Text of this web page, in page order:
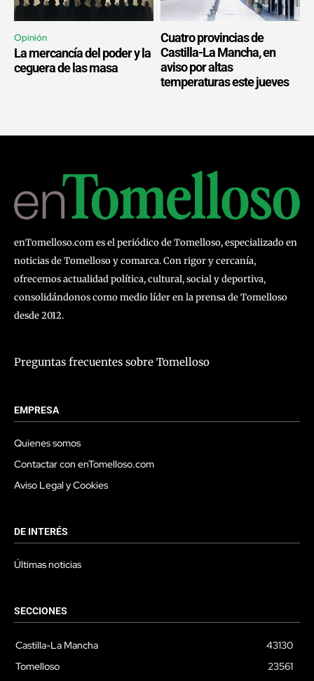
Opinión
La mercancía del poder y la
ceguera de las masa
Cuatro provincias de
Castilla-La Mancha, en
aviso por altas
temperaturas este jueves
enTomelloso.com es el periódico de Tomelloso, especializado en
noticias de Tomelloso y comarca. Con rigor y cercanía,
ofrecemos actualidad política, cultural, social y deportiva,
consolidándonos como medio líder en la prensa de Tomelloso
desde 2012.
Preguntas frecuentes sobre Tomelloso
EMPRESA
Quienes somos
Contactar con enTomelloso.com
Aviso Legal y Cookies
DE INTERÉS
Últimas noticias
SECCIONES
Castilla-La Mancha
43130
Tomelloso
23561